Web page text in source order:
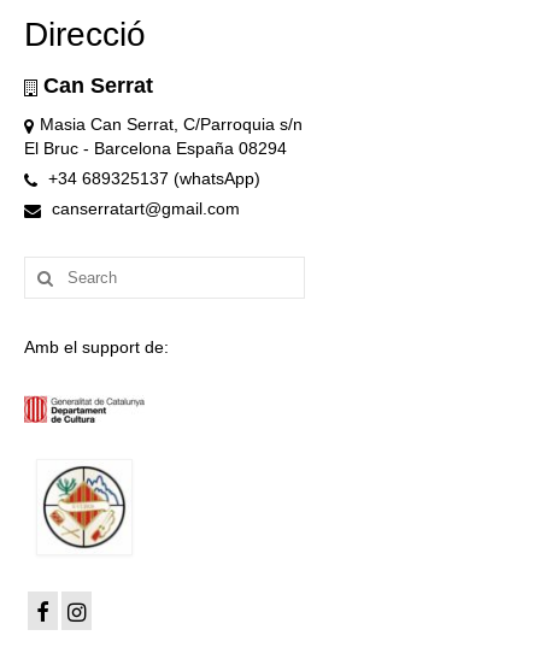
Direcció
Can Serrat
Masia Can Serrat, C/Parroquia s/n
El Bruc - Barcelona España 08294
+34 689325137 (whatsApp)
canserratart@gmail.com
Search
for:
Amb el support de: